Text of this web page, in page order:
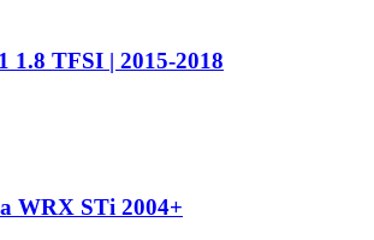
1.8 TFSI | 2015-2018
WRX STi 2004+